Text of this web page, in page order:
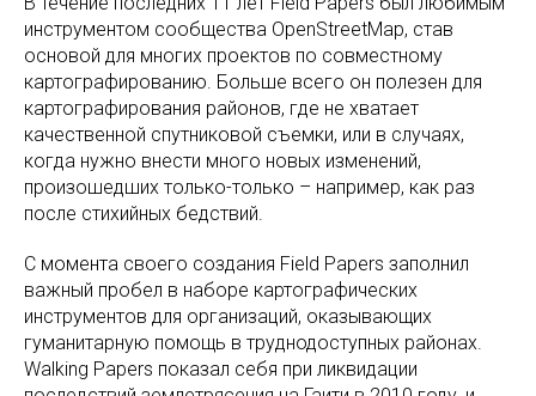
инструментом сообщества OpenStreetMap, став
основой для многих проектов по совместному
картографированию. Больше всего он полезен для
картографирования районов, где не хватает
качественной спутниковой съемки, или в случаях,
когда нужно внести много новых изменений,
произошедших только-только – например, как раз
после стихийных бедствий.
С момента своего создания Field Papers заполнил
важный пробел в наборе картографических
инструментов для организаций, оказывающих
гуманитарную помощь в труднодоступных районах.
Walking Papers показал себя при ликвидации